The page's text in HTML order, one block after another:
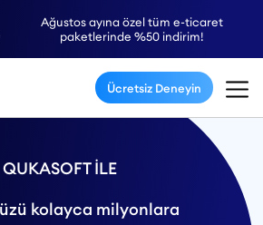
Ağustos ayına özel tüm e-ticaret
paketlerinde %50 indirim!
Ücretsiz Deneyin
QUKASOFT İLE
kolayca milyonlara